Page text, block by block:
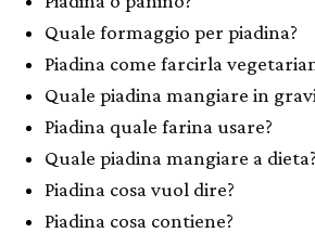
Quale formaggio per piadina?
Piadina come farcirla
Quale piadina mangiare in
Piadina quale farina usare?
Quale piadina mangiare a dieta?
Piadina cosa vuol dire?
Piadina cosa contiene?